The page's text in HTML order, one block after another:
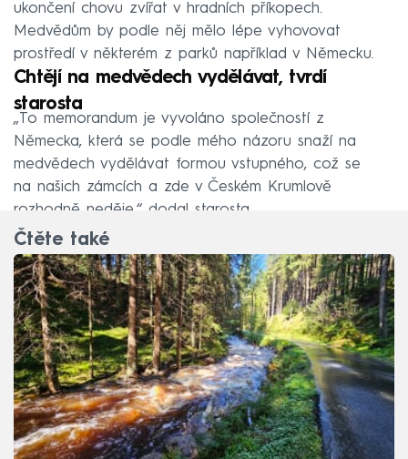
ukončení chovu zvířat v hradních příkopech.
Medvědům by podle něj mělo lépe vyhovovat
prostředí v některém z parků například v Německu.
Chtějí na medvědech vydělávat, tvrdí
starosta
„To memorandum je vyvoláno společností z
Německa, která se podle mého názoru snaží na
medvědech vydělávat formou vstupného, což se
na našich zámcích a zde v Českém Krumlově
rozhodně neděje,“ dodal starosta.
Čtěte také